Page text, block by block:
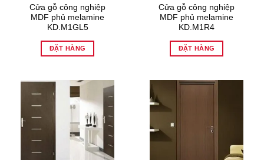
Cửa gỗ công nghiệp
MDF phủ melamine
KD.M1GL5
ĐẶT HÀNG
Cửa gỗ công nghiệp
MDF phủ melamine
KD.M1R4
ĐẶT HÀNG